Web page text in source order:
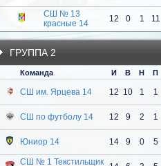
СШ № 13
красные 14
12 0 1 11
ГРУППА 2
Команда И В Н П
СШ им. Ярцева 14 12 10 1 1
СШ по футболу 14 12 9 2 1
Юниор 14 14 9 0 5
СШ № 1 Текстильщик